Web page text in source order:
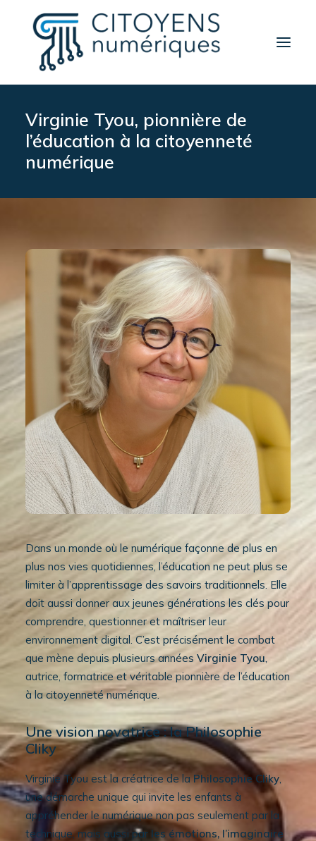
Activités
Thèmes
Partenaires
Rechercher
Virginie Tyou, pionnière de
l’éducation à la citoyenneté
numérique
Dans un monde où le numérique façonne de plus en
plus nos vies quotidiennes, l’éducation ne peut plus se
limiter à l’apprentissage des savoirs traditionnels. Elle
doit aussi donner aux jeunes générations les clés pour
comprendre, questionner et maîtriser leur
environnement digital. C’est précisément le combat
que mène depuis plusieurs années Virginie Tyou,
autrice, formatrice et véritable pionnière de l’éducation
à la citoyenneté numérique.
Une vision novatrice : la Philosophie
Cliky
Virginie Tyou est la créatrice de laPhilosophie Cliky,
une démarche unique qui invite les enfants à
appréhender le numérique non pas seulement par la
technique, mais aussi par les émotions, l’imaginaire